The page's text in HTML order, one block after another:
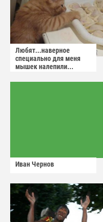
Любят...наверное
специально для меня
мышек налепили...
Иван Чернов